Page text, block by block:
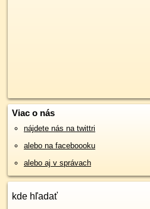
Viac o nás
nájdete nás na twittri
alebo na faceboooku
alebo aj v správach
kde hľadať